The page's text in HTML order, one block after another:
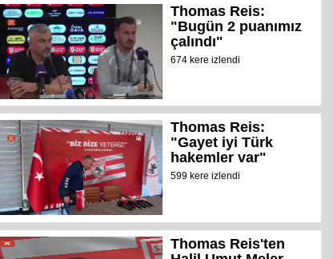
Thomas Reis:
"Bugün 2 puanımız
çalındı"
674 kere izlendi
Thomas Reis:
"Gayet iyi Türk
hakemler var"
599 kere izlendi
Thomas Reis'ten